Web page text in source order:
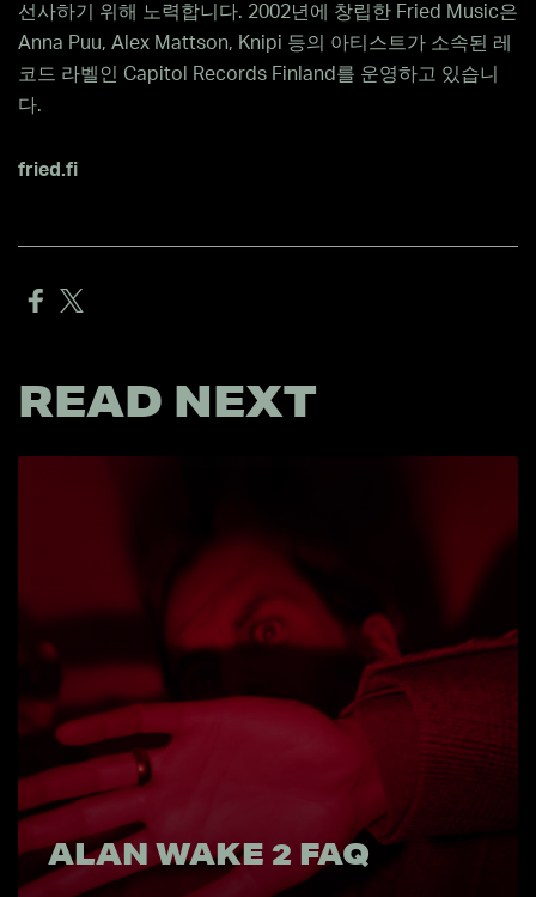
선사하기 위해 노력합니다. 2002년에 창립한 Fried Music은
Anna Puu, Alex Mattson, Knipi 등의 아티스트가 소속된 레
코드 라벨인 Capitol Records Finland를 운영하고 있습니
다.
fried.fi
READ NEXT
ALAN WAKE 2 FAQ